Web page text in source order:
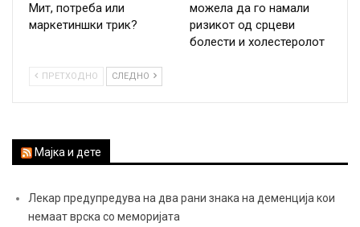
Мит, потреба или
маркетиншки трик?
можела да го намали
ризикот од срцеви
болести и холестеролот
ПРЕТХОДНО СЛЕДНО
Мајка и дете
Лекар предупредува на два рани знака на деменција кои
немаат врска со меморијата